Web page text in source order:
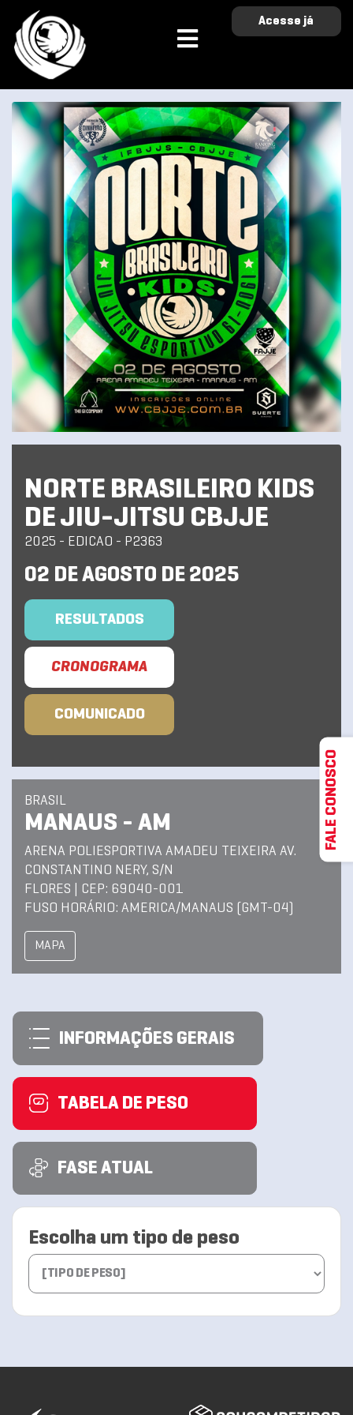
Acesse já
NORTE BRASILEIRO KIDS
DE JIU-JITSU CBJJE
2025 - EDICAO - P2363
02 DE AGOSTO DE 2025
RESULTADOS
CRONOGRAMA
COMUNICADO
BRASIL
MANAUS - AM
ARENA POLIESPORTIVA AMADEU TEIXEIRA AV.
CONSTANTINO NERY, S/N
FLORES | CEP: 69040-001
FUSO HORÁRIO: AMERICA/MANAUS (GMT-04)
MAPA
INFORMAÇÕES GERAIS
TABELA DE PESO
FASE ATUAL
Escolha um tipo de peso
FALE CONOSCO